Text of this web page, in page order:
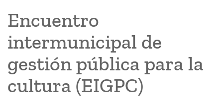
Encuentro
intermunicipal de
gestión pública para la
cultura (EIGPC)